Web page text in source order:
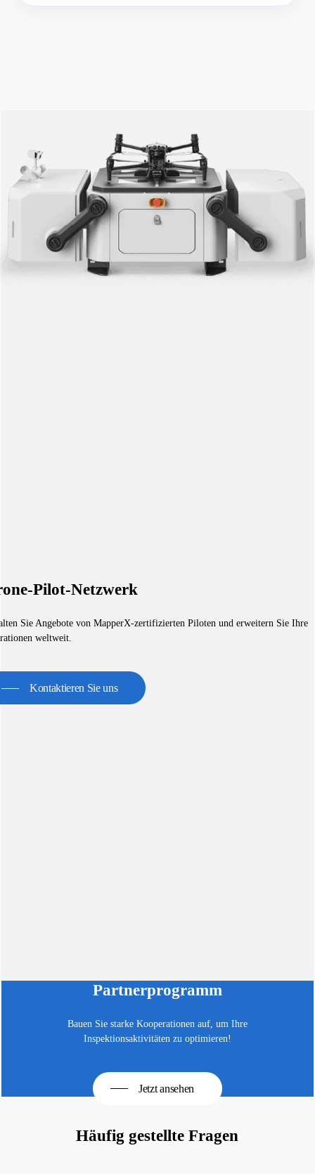
Pilot-Netzwerk
Sie Angebote von MapperX-zertifizierten Piloten und erweitern Sie Ihre
weltweit.
Kontaktieren Sie uns
Partnerprogramm
Bauen Sie starke Kooperationen auf, um Ihre
Inspektionsaktivitäten zu optimieren!
Jetzt ansehen
Häufig gestellte Fragen